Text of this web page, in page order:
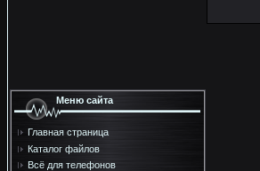
Меню сайта
Главная страница
Каталог файлов
Всё для телефонов